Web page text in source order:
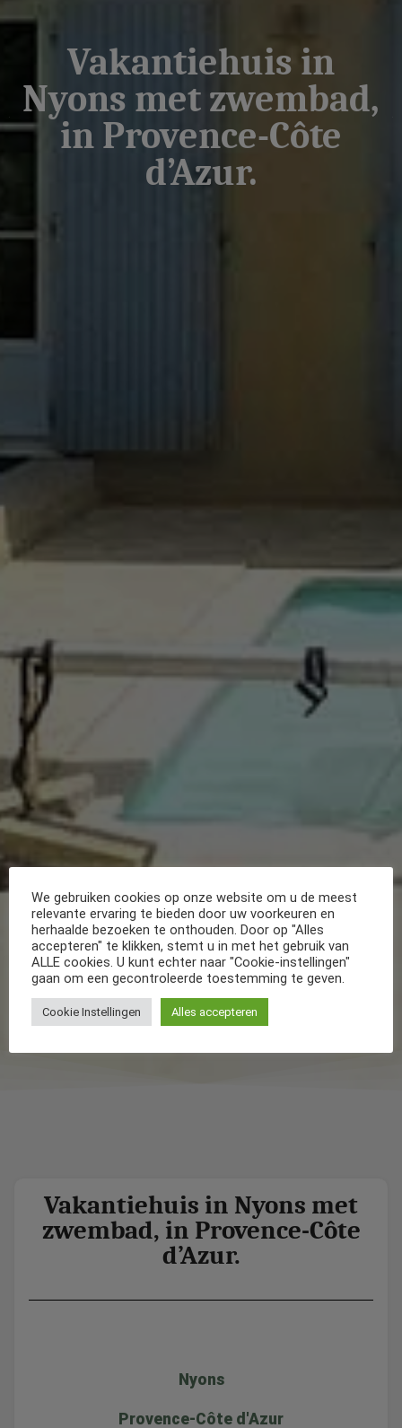
Vakantiehuis in
Nyons met zwembad,
in Provence-Côte
d’Azur.
Vakantiehuis in Nyons met
zwembad, in Provence-Côte
d’Azur.
Nyons
Provence-Côte d'Azur
We gebruiken cookies op onze website om u de meest
relevante ervaring te bieden door uw voorkeuren en
herhaalde bezoeken te onthouden. Door op "Alles
accepteren" te klikken, stemt u in met het gebruik van
ALLE cookies. U kunt echter naar "Cookie-instellingen"
gaan om een gecontroleerde toestemming te geven.
Cookie Instellingen Alles accepteren